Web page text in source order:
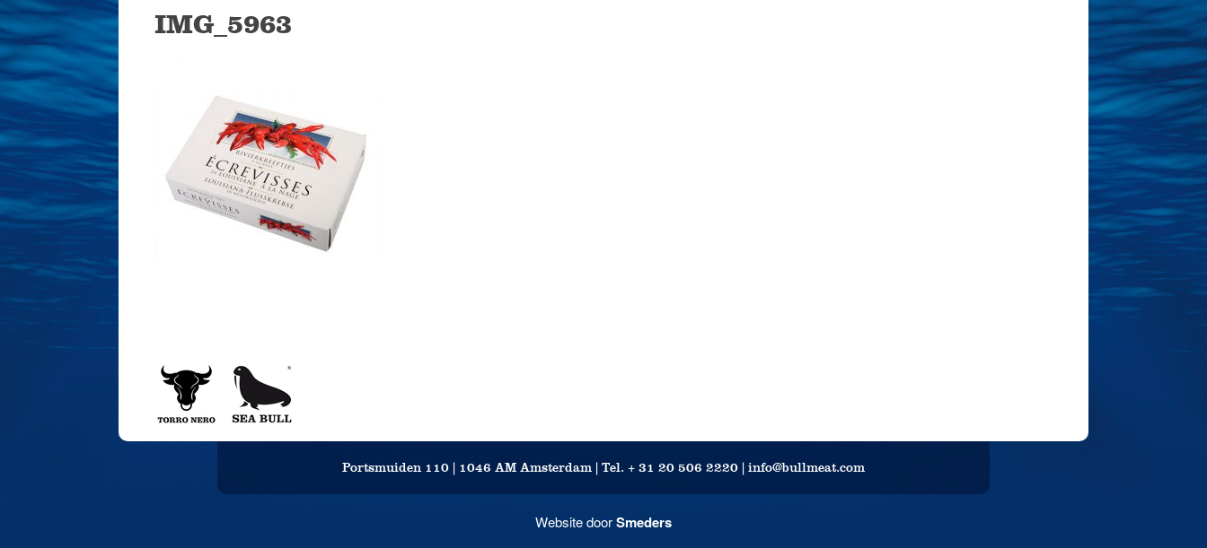
IMG_5963
Portsmuiden 110 | 1046 AM Amsterdam | Tel. + 31 20 506 2220 | info@bullmeat.com
Website doorSmeders